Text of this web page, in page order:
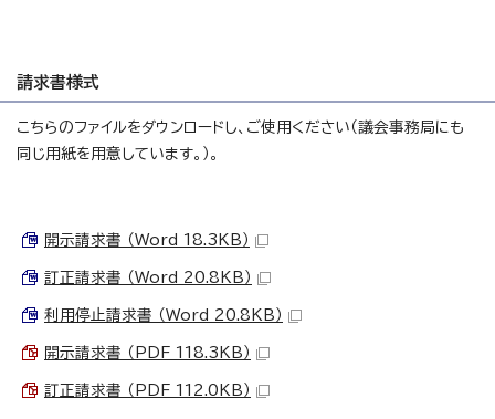
請求書様式
こちらのファイルをダウンロードし、ご使用ください（議会事務局にも
同じ用紙を用意しています。）。
開示請求書 （Word 18.3KB）
訂正請求書 （Word 20.8KB）
利用停止請求書 （Word 20.8KB）
開示請求書 （PDF 118.3KB）
訂正請求書 （PDF 112.0KB）